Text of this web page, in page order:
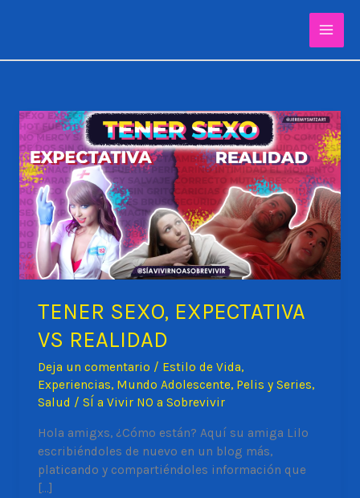
TENER SEXO, EXPECTATIVA
VS REALIDAD
Deja un comentario / Estilo de Vida,
Experiencias, Mundo Adolescente, Pelis y Series,
Salud /SÍ a Vivir NO a Sobrevivir
Hola amigxs, ¿Cómo están? Aquí su amiga Lilo
escribiéndoles de nuevo en un blog más,
platicando y compartiéndoles información que
[…]